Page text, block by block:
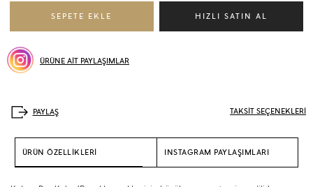
ÜRÜNE AİT PAYLAŞIMLAR
TAKSİT SEÇENEKLERİ
ÜRÜN ÖZELLİKLERİ INSTAGRAM PAYLAŞIMLARI